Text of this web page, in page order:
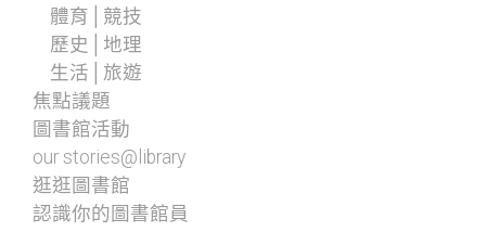
體育│競技
歷史│地理
生活│旅遊
焦點議題
圖書館活動
our stories@library
逛逛圖書館
認識你的圖書館員